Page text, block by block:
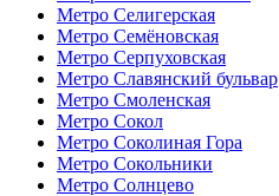
Метро Селигерская
Метро Семёновская
Метро Серпуховская
Метро Славянский бульвар
Метро Смоленская
Метро Сокол
Метро Соколиная Гора
Метро Сокольники
Метро Солнцево